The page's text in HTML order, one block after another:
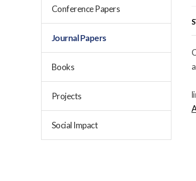
Conference Papers
Journal Papers
Books
Projects
Social Impact